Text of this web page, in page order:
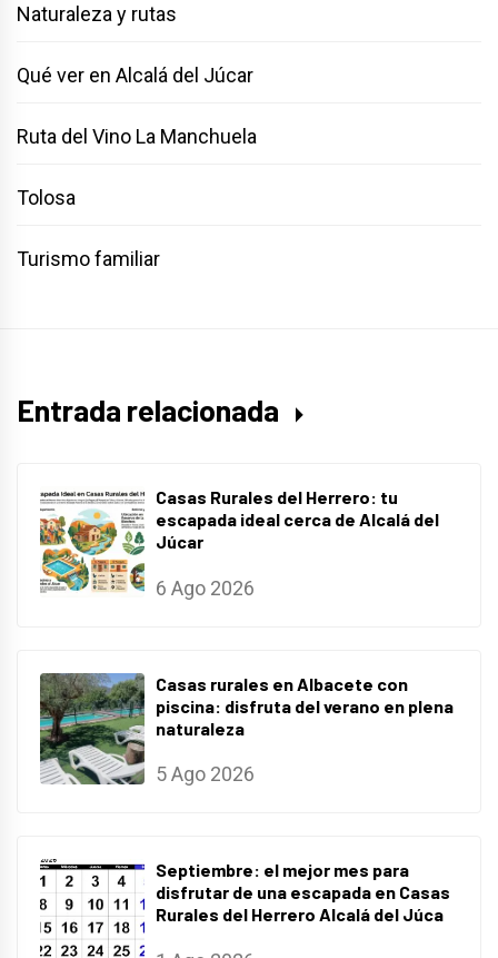
Naturaleza y rutas
Qué ver en Alcalá del Júcar
Ruta del Vino La Manchuela
Tolosa
Turismo familiar
Entrada relacionada
Casas Rurales del Herrero: tu
escapada ideal cerca de Alcalá del
Júcar
6 Ago 2026
Casas rurales en Albacete con
piscina: disfruta del verano en plena
naturaleza
5 Ago 2026
Septiembre: el mejor mes para
disfrutar de una escapada en Casas
Rurales del Herrero Alcalá del Júca